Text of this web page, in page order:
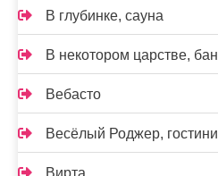
В глубинке, сауна
В некотором царстве,
Вебасто
Весёлый Роджер,
Вирта